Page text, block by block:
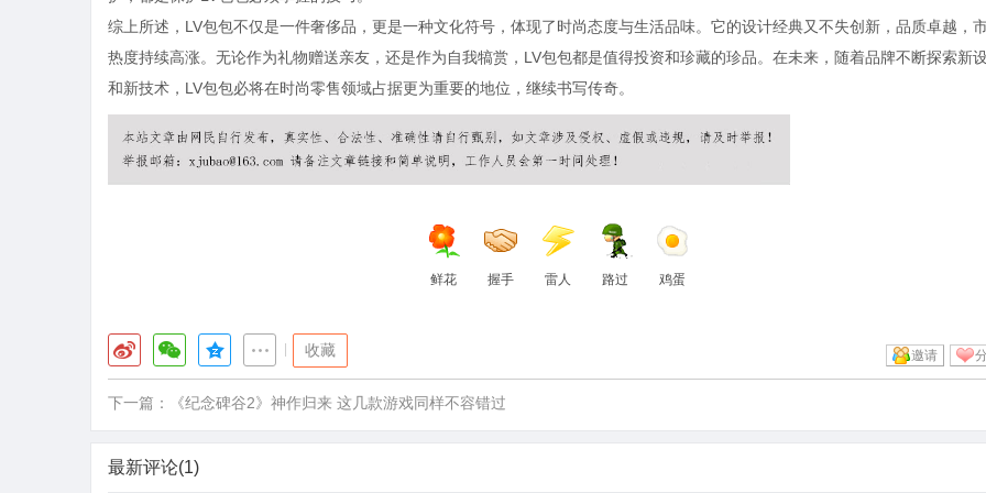
综上所述，LV包包不仅是一件奢侈品，更是一种文化符号，体现了时尚态度与生活品味。它的设计经典又不失创新，品质卓越，
热度持续高涨。无论作为礼物赠送亲友，还是作为自我犒赏，LV包包都是值得投资和珍藏的珍品。在未来，随着品牌不断探索新
和新技术，LV包包必将在时尚零售领域占据更为重要的地位，继续书写传奇。
鲜花 握手 雷人 路过 鸡蛋
收藏 邀请
下一篇： 《纪念碑谷2》神作归来 这几款游戏同样不容错过
最新评论(1)